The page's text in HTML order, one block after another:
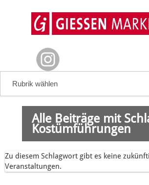
Alle Beiträge mit
Kostümführungen
Zu diesem Schlagwort gibt es keine
Veranstaltungen.